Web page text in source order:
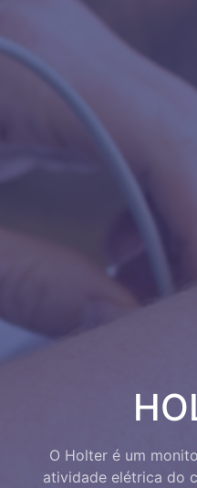
O Holter é um
atividade elétrica do